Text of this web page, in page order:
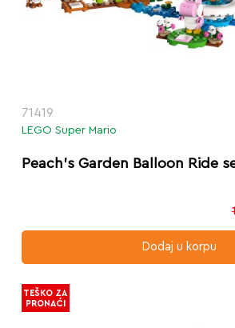
71419
LEGO Super Mario
Peach’s Garden Balloon Ride
Dodaj u korpu
TEŠKO ZA
PRONAĆI